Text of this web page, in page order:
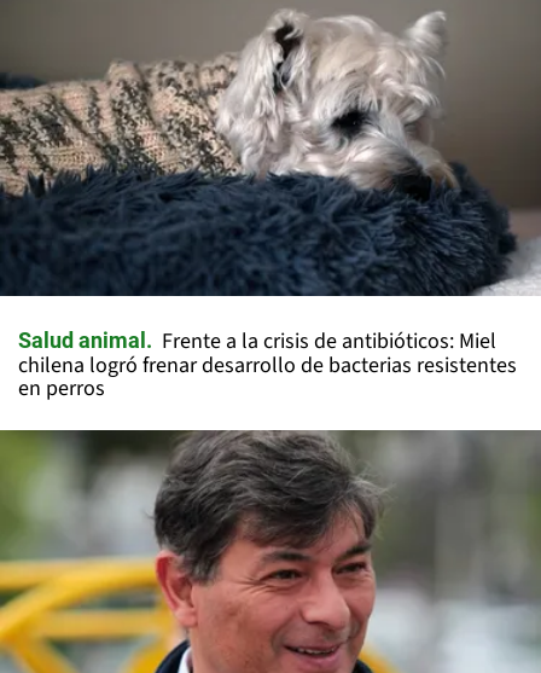
Salud animal
Frente a la crisis de antibióticos: Miel
chilena logró frenar desarrollo de bacterias resistentes
en perros